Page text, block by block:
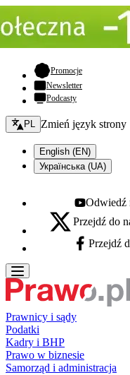
Promocje- otwiera się
Newsletter
Podcasty
Zmień język - bieżący:
PL Zmień język strony
English (EN)
Українська (UA)
Youtube -
Odwiedź
X - otwiera się w nowej
Przejdź do
Facebook -
Przejdź
Prawnicy i sądy
Podatki
Kadry i BHP
Prawo w biznesie
Samorząd i administracja